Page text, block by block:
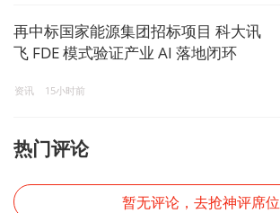
再中标国家能源集团招标项目 科大讯
飞 FDE 模式验证产业 AI 落地闭环
资讯 15小时前
热门评论
暂无评论，去抢神评席位